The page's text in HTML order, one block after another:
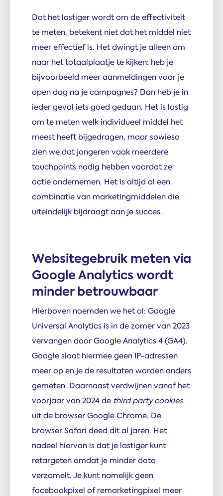
Dat het lastiger wordt om de effectiviteit
te meten, betekent niet dat het middel niet
meer effectief is. Het dwingt je alleen om
naar het totaalplaatje te kijken: heb je
bijvoorbeeld meer aanmeldingen voor je
open dag na je campagnes? Dan heb je in
ieder geval iets goed gedaan. Het is lastig
om te meten welk individueel middel het
meest heeft bijgedragen, maar sowieso
zien we dat jongeren vaak meerdere
touchpoints nodig hebben voordat ze
actie ondernemen. Het is altijd al een
combinatie van marketingmiddelen die
uiteindelijk bijdraagt aan je succes.
Websitegebruik meten via
Google Analytics wordt
minder betrouwbaar
Hierboven noemden we het al: Google
Universal Analytics is in de zomer van 2023
vervangen door Google Analytics 4 (GA4).
Google slaat hiermee geen IP-adressen
meer op en je de resultaten worden anders
gemeten. Daarnaast verdwijnen vanaf het
voorjaar van 2024 de third party cookies
uit de browser Google Chrome. De
browser Safari deed dit al jaren. Het
nadeel hiervan is dat je lastiger kunt
retargeten omdat je minder data
verzamelt. Je kunt namelijk geen
facebookpixel of remarketingpixel meer